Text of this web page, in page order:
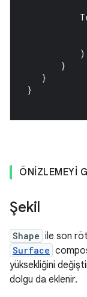
)
}
}
}
ÖNIZLEMEYI
Şekil
Shape ile son
Surface
yüksekliğini
dolgu da eklenir.